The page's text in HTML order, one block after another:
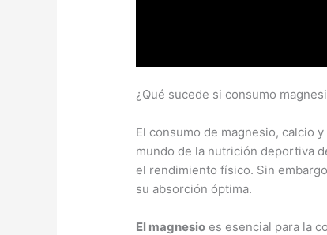
¿Qué sucede si consumo
El consumo de magnesio, calcio
mundo de la nutrición deportiva
el rendimiento físico. Sin
su absorción óptima.
El magnesio es esencial para la